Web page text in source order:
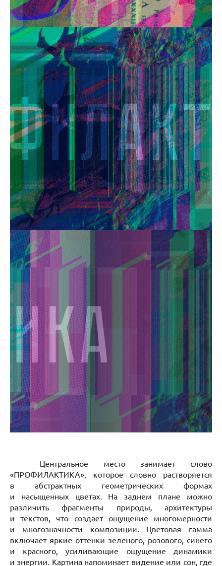
Центральное место занимает слово
«ПРОФИЛАКТИКА», которое словно растворяется
в абстрактных геометрических формах
и насыщенных цветах. На заднем плане можно
различить фрагменты природы, архитектуры
и текстов, что создает ощущение многомерности
и многозначности композиции. Цветовая гамма
включает яркие оттенки зеленого, розового, синего
и красного, усиливающие ощущение динамики
и энергии. Картина напоминает видение или сон, где